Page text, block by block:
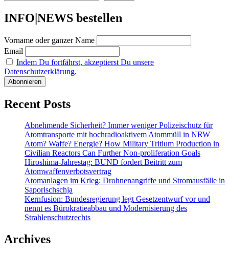
INFO|NEWS bestellen
Vorname oder ganzer Name
Email
Indem Du fortfährst, akzeptierst Du unsere
Datenschutzerklärung.
Recent Posts
Abnehmende Sicherheit? Immer weniger Polizeischutz für
Atomtransporte mit hochradioaktivem Atommüll in NRW
Atom? Waffe? Energie? How Military Tritium Production in
Civilian Reactors Can Further Non-proliferation Goals
Hiroshima-Jahrestag: BUND fordert Beitritt zum
Atomwaffenverbotsvertrag
Atomanlagen im Krieg: Drohnenangriffe und Stromausfälle in
Saporischschja
Kernfusion: Bundesregierung legt Gesetzentwurf vor und
nennt es Bürokratieabbau und Modernisierung des
Strahlenschutzrechts
Archives